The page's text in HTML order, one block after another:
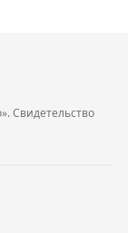
Cвидетельство